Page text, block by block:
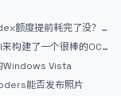
小功能需要落地完
p> <p>有朋
额度提前耗完了没？
何？构建了一个很棒的OC
Windows Vista
能否发布照片